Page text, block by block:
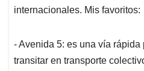
internacionales. Mis favoritos:
- Avenida 5: es una vía
transitar en transporte